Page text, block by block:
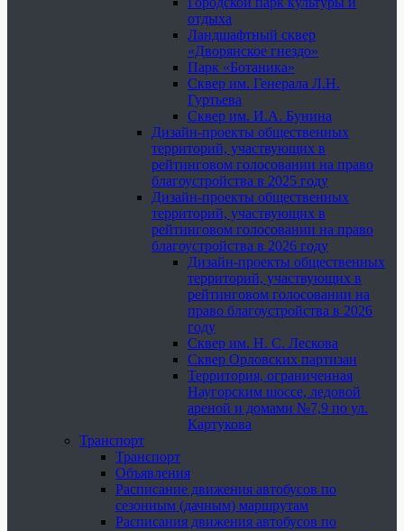
отдыха
Ландшафтный сквер
«Дворянское гнездо»
Парк «Ботаника»
Сквер им. Генерала Л.Н.
Гуртьева
Сквер им. И.А. Бунина
Дизайн-проекты общественных
территорий, участвующих в
рейтинговом голосовании на право
благоустройства в 2025 году
Дизайн-проекты общественных
территорий, участвующих в
рейтинговом голосовании на право
благоустройства в 2026 году
Дизайн-проекты общественных
территорий, участвующих в
рейтинговом голосовании на
право благоустройства в 2026
году
Сквер им. Н. С. Лескова
Сквер Орловских партизан
Территория, ограниченная
Наугорским шоссе, ледовой
ареной и домами №7,9 по ул.
Картукова
Транспорт
Транспорт
Объявления
Расписание движения автобусов по
сезонным (дачным) маршрутам
Расписания движения автобусов по